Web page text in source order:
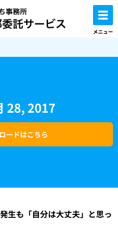
メニュー
28, 2017
ードはこちら
生も「自分は大丈夫」と思っ